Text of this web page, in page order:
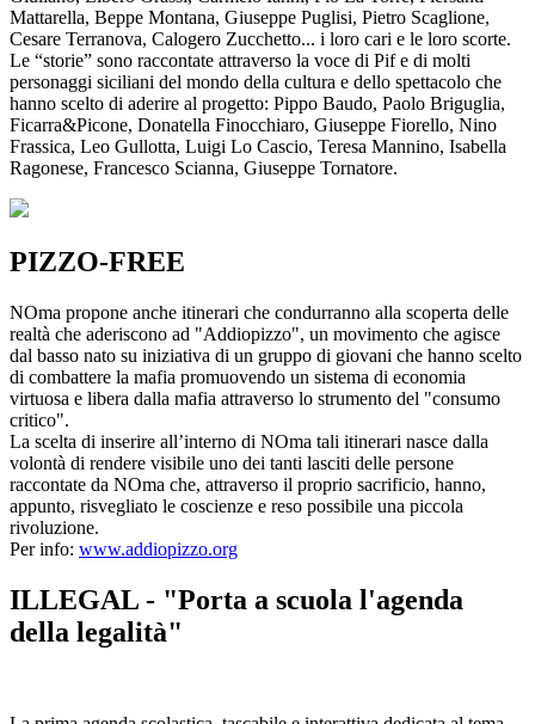
Mattarella, Beppe Montana, Giuseppe Puglisi, Pietro Scaglione,
Cesare Terranova, Calogero Zucchetto... i loro cari e le loro scorte.
Le “storie” sono raccontate attraverso la voce di Pif e di molti
personaggi siciliani del mondo della cultura e dello spettacolo che
hanno scelto di aderire al progetto: Pippo Baudo, Paolo Briguglia,
Ficarra&Picone, Donatella Finocchiaro, Giuseppe Fiorello, Nino
Frassica, Leo Gullotta, Luigi Lo Cascio, Teresa Mannino, Isabella
Ragonese, Francesco Scianna, Giuseppe Tornatore.
PIZZO-FREE
NOma propone anche itinerari che condurranno alla scoperta delle
realtà che aderiscono ad "Addiopizzo", un movimento che agisce
dal basso nato su iniziativa di un gruppo di giovani che hanno scelto
di combattere la mafia promuovendo un sistema di economia
virtuosa e libera dalla mafia attraverso lo strumento del "consumo
critico".
La scelta di inserire all’interno di NOma tali itinerari nasce dalla
volontà di rendere visibile uno dei tanti lasciti delle persone
raccontate da NOma che, attraverso il proprio sacrificio, hanno,
appunto, risvegliato le coscienze e reso possibile una piccola
rivoluzione.
Per info: www.addiopizzo.org
ILLEGAL - "Porta a scuola l'agenda
della legalità"